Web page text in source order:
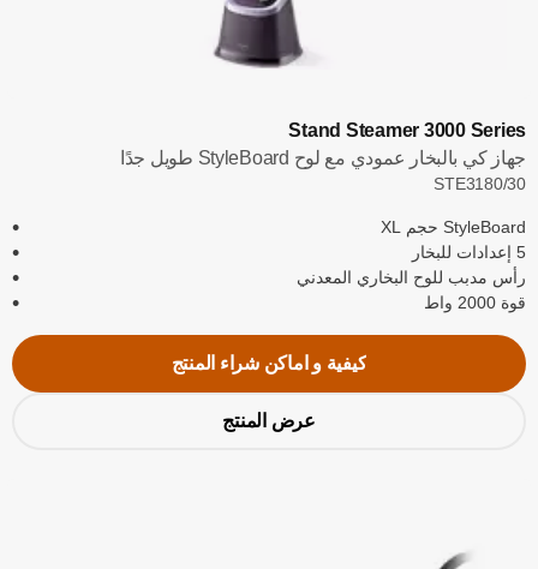
Stand Steamer 3000 Series
جهاز كي بالبخار عمودي مع لوح StyleBoard طويل جدًا
STE3180/30
StyleBoard حجم XL
رأس مدبب للوح البخاري المعدني
قوة 2000 واط
كيفية و اماكن شراء المنتج
عرض المنتج